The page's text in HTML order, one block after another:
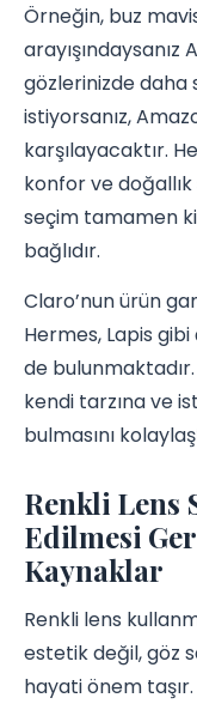
Örneğin, buz
gözlerinizde daha
istiyorsanız,
karşılayacaktır.
konfor ve
seçim tamamen
bağlıdır.
Claro’nun ürün
Hermes, Lapis
de bulunmaktadır.
kendi tarzına ve
bulmasını
Renkli Lens
Edilmesi
Kaynaklar
Renkli lens
estetik değil, göz
hayati önem